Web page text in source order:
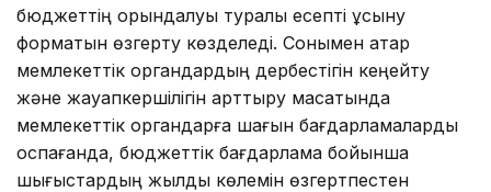
бюджеттің орындалуы туралы есепті ұсыну
форматын өзгерту көзделеді. Сонымен қатар
мемлекеттік органдардың дербестігін кеңейту
және жауапкершілігін арттыру мақсатында
мемлекеттік органдарға шағын бағдарламаларды
қоспағанда, бюджеттік бағдарлама бойынша
шығыстардың жылдық көлемін өзгертпестен